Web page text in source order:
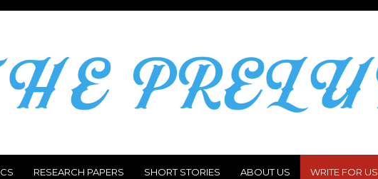
RESEARCH PAPERS SHORT STORIES ABOUT US WRITE FOR US